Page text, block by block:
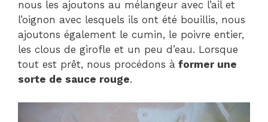
nous les ajoutons au mélangeur avec l’ail et
l’oignon avec lesquels ils ont été bouillis, nous
ajoutons également le cumin, le poivre entier,
les clous de girofle et un peu d’eau. Lorsque
tout est prêt, nous procédons à former une
sorte de sauce rouge.